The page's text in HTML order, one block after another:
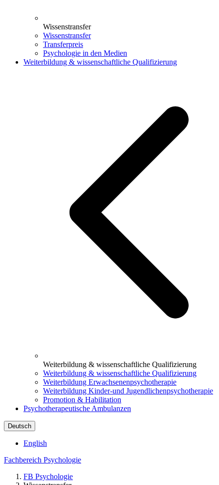
Wissenstransfer
Wissenstransfer
Transferpreis
Psychologie in den Medien
Weiterbildung & wissenschaftliche Qualifizierung
Weiterbildung & wissenschaftliche Qualifizierung
Weiterbildung & wissenschaftliche Qualifizierung
Weiterbildung Erwachsenenpsychotherapie
Weiterbildung Kinder-und Jugendlichenpsychotherapie
Promotion & Habilitation
Psychotherapeutische Ambulanzen
Deutsch
English
Fachbereich Psychologie
FB Psychologie